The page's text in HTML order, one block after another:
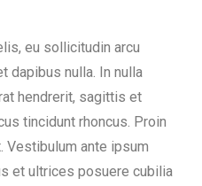
eu sollicitudin arcu
dapibus nulla. In nulla
hendrerit, sagittis et
tincidunt rhoncus. Proin
Vestibulum ante ipsum
et ultrices posuere cubilia